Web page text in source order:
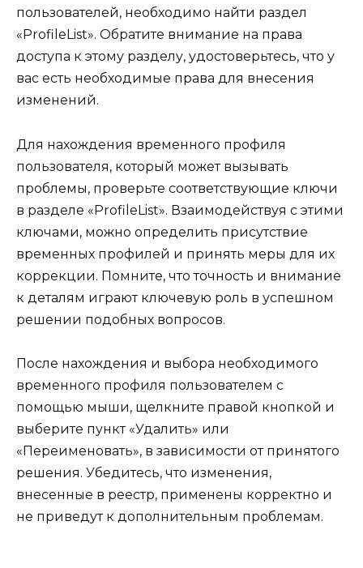
пользователей, необходимо найти раздел
«ProfileList». Обратите внимание на права
доступа к этому разделу, удостоверьтесь, что у
вас есть необходимые права для внесения
изменений.
Для нахождения временного профиля
пользователя, который может вызывать
проблемы, проверьте соответствующие ключи
в разделе «ProfileList». Взаимодействуя с этими
ключами, можно определить присутствие
временных профилей и принять меры для их
коррекции. Помните, что точность и внимание
к деталям играют ключевую роль в успешном
решении подобных вопросов.
После нахождения и выбора необходимого
временного профиля пользователем с
помощью мыши, щелкните правой кнопкой и
выберите пункт «Удалить» или
«Переименовать», в зависимости от принятого
решения. Убедитесь, что изменения,
внесенные в реестр, применены корректно и
не приведут к дополнительным проблемам.